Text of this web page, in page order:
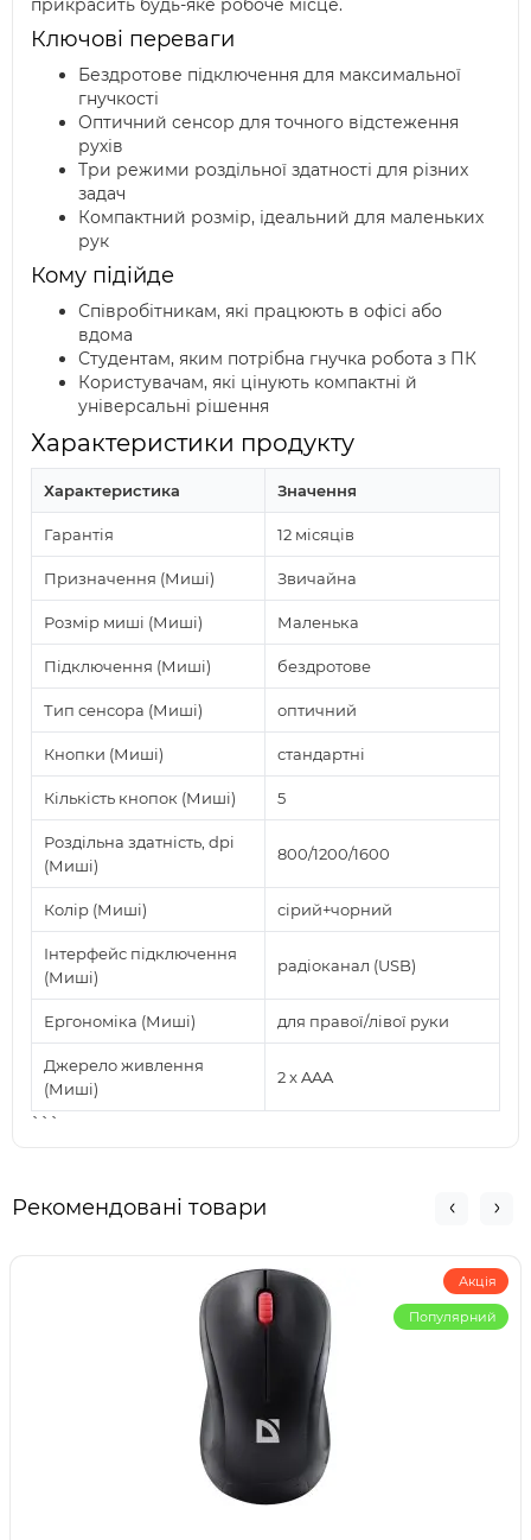
прикрасить будь-яке робоче місце.
Ключові переваги
Бездротове підключення для максимальної
гнучкості
Оптичний сенсор для точного відстеження
рухів
Три режими роздільної здатності для різних
задач
Компактний розмір, ідеальний для маленьких
рук
Кому підійде
Співробітникам, які працюють в офісі або
вдома
Студентам, яким потрібна гнучка робота з ПК
Користувачам, які цінують компактні й
універсальні рішення
Характеристики продукту
Характеристика Значення
Гарантія 12 місяців
Призначення (Миші) Звичайна
Розмір миші (Миші) Маленька
Підключення (Миші) бездротове
Тип сенсора (Миші) оптичний
Кнопки (Миші) стандартні
Кількість кнопок (Миші) 5
Роздільна здатність, dpi
(Миші)
800/1200/1600
Колір (Миші) сірий+чорний
Інтерфейс підключення
(Миші)
радіоканал (USB)
Ергономіка (Миші) для правої/лівої руки
Джерело живлення
(Миші)
2 x AAA
```
Рекомендовані товари
Акція
Популярний